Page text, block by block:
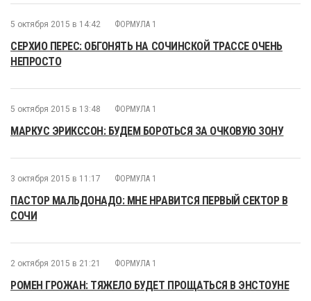
5 октября 2015 в 14:42 ФОРМУЛА 1
СЕРХИО ПЕРЕС: ОБГОНЯТЬ НА СОЧИНСКОЙ ТРАССЕ ОЧЕНЬ
НЕПРОСТО
5 октября 2015 в 13:48 ФОРМУЛА 1
МАРКУС ЭРИКССОН: БУДЕМ БОРОТЬСЯ ЗА ОЧКОВУЮ ЗОНУ
3 октября 2015 в 11:17 ФОРМУЛА 1
ПАСТОР МАЛЬДОНАДО: МНЕ НРАВИТСЯ ПЕРВЫЙ СЕКТОР В
СОЧИ
2 октября 2015 в 21:21 ФОРМУЛА 1
РОМЕН ГРОЖАН: ТЯЖЕЛО БУДЕТ ПРОЩАТЬСЯ В ЭНСТОУНЕ